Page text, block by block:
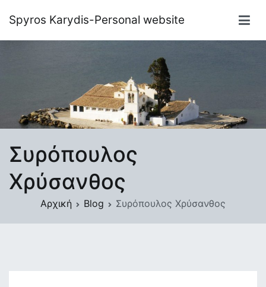
στοSpyros Karydis-Personal website
Συρόπουλος
Χρύσανθος
Αρχική Blog Συρόπουλος Χρύσανθος